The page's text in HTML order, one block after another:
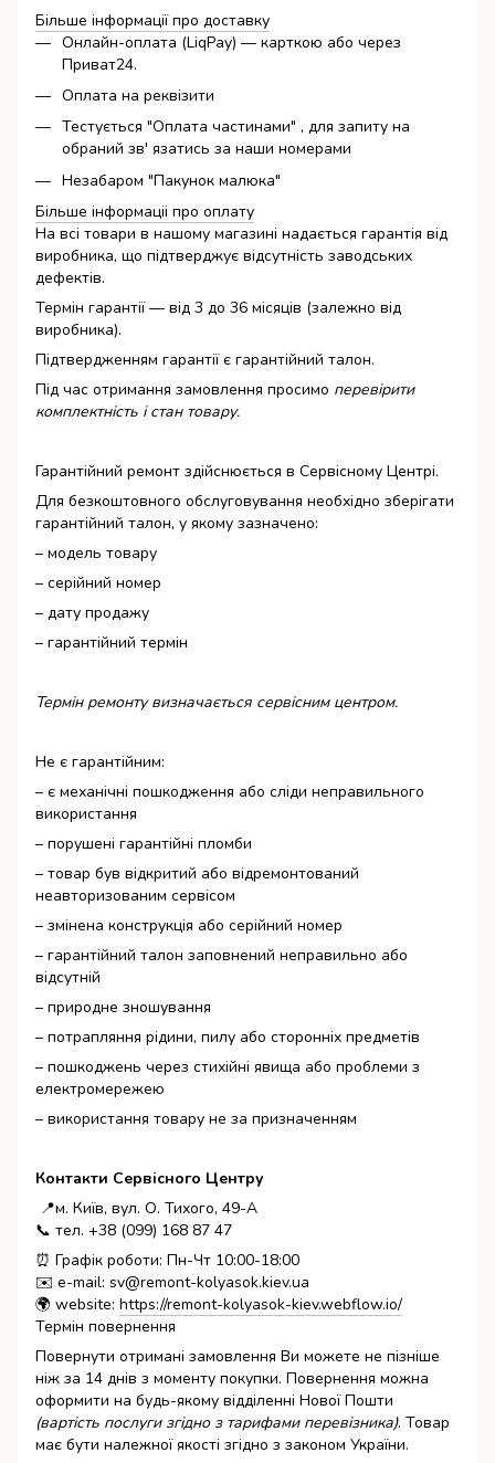
Більше інформації про доставку
Онлайн-оплата (LiqPay) — карткою або через
Приват24.
Оплата на реквізити
Тестується "Оплата частинами" , для запиту на
обраний зв' язатись за наши номерами
Незабаром "Пакунок малюка"
Більше інформаціі про оплату
На всі товари в нашому магазині надається гарантія від
виробника, що підтверджує відсутність заводських
дефектів.
Термін гарантії — від 3 до 36 місяців (залежно від
виробника).
Підтвердженням гарантії є гарантійний талон.
Під час отримання замовлення просимо перевірити
комплектність і стан товару.
Гарантійний ремонт здійснюється в Сервісному Центрі.
Для безкоштовного обслуговування необхідно зберігати
гарантійний талон, у якому зазначено:
– модель товару
– серійний номер
– дату продажу
– гарантійний термін
Термін ремонту визначається сервісним центром.
Не є гарантійним:
– є механічні пошкодження або сліди неправильного
використання
– порушені гарантійні пломби
– товар був відкритий або відремонтований
неавторизованим сервісом
– змінена конструкція або серійний номер
– гарантійний талон заповнений неправильно або
відсутній
– природне зношування
– потрапляння рідини, пилу або сторонніх предметів
– пошкоджень через стихійні явища або проблеми з
електромережею
– використання товару не за призначенням
Контакти Сервісного Центру
📍м. Київ, вул. О. Тихого, 49-А
📞 тел. +38 (099) 168 87 47
⏰ Графік роботи: Пн-Чт 10:00-18:00
✉️ e-mail: sv@remont-kolyasok.kiev.ua
🌍 website: https://remont-kolyasok-kiev.webflow.io/
Термін повернення
Повернути отримані замовлення Ви можете не пізніше
ніж за 14 днів з моменту покупки. Повернення можна
оформити на будь-якому відділенні Нової Пошти
(вартість послуги згідно з тарифами перевізника). Товар
має бути належної якості згідно з законом України.